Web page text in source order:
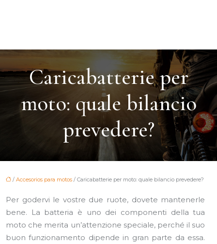
Caricabatterie per
moto: quale bilancio
prevedere?
/ Accesorios para motos / Caricabatterie per moto: quale bilancio prevedere?
Per godervi le vostre due ruote, dovete mantenerle
bene. La batteria è uno dei componenti della tua
moto che merita un’attenzione speciale, perché il suo
buon funzionamento dipende in gran parte da essa.